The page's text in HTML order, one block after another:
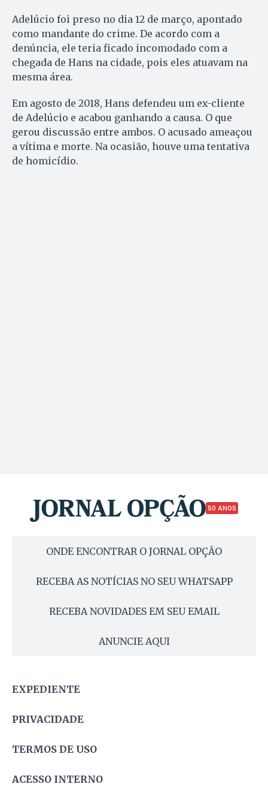
Adelúcio foi preso no dia 12 de março, apontado
como mandante do crime. De acordo com a
denúncia, ele teria ficado incomodado com a
chegada de Hans na cidade, pois eles atuavam na
mesma área.
Em agosto de 2018, Hans defendeu um ex-cliente
de Adelúcio e acabou ganhando a causa. O que
gerou discussão entre ambos. O acusado ameaçou
a vítima e morte. Na ocasião, houve uma tentativa
de homicídio.
50 ANOS
ONDE ENCONTRAR O JORNAL OPÇÃO
RECEBA AS NOTÍCIAS NO SEU WHATSAPP
RECEBA NOVIDADES EM SEU EMAIL
ANUNCIE AQUI
EXPEDIENTE
PRIVACIDADE
TERMOS DE USO
ACESSO INTERNO